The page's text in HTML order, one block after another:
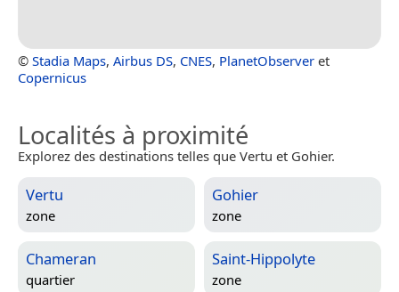
© Stadia Maps, Airbus DS, CNES, PlanetObserver et
Copernicus
Localités à proximité
Explorez des destinations telles que Vertu et Gohier.
Vertu
zone
Gohier
zone
Chameran
quartier
Saint-Hippolyte
zone